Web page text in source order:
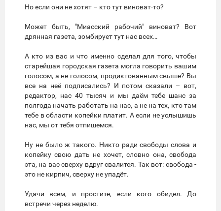
Но если они не хотят – кто тут виноват-то?
Может быть, "Миасский рабочий" виноват? Вот
дрянная газета, зомбирует тут нас всех…
А кто из вас и что именно сделал для того, чтобы
старейшая городская газета могла говорить вашим
голосом, а не голосом, продиктованным свыше? Вы
все на неё подписались? И потом сказали – вот,
редактор, нас 40 тысяч и мы даём тебе шанс за
полгода начать работать на нас, а не на тех, кто там
тебе в области копейки платит. А если не услышишь
нас, мы от тебя отпишемся.
Ну не было ж такого. Никто ради свободы слова и
копейку свою дать не хочет, словно она, свобода
эта, на вас сверху вдруг свалится. Так вот: свобода -
это не кирпич, сверху не упадёт.
Удачи всем, и простите, если кого обидел. До
встречи через неделю.